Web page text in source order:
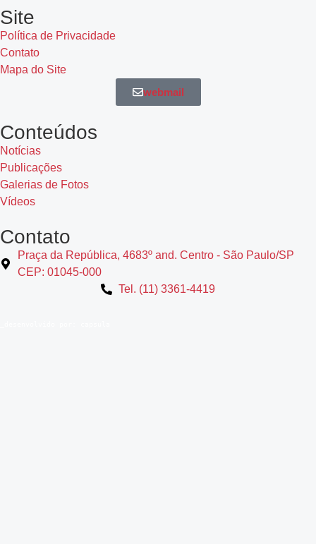
Site
Política de Privacidade
Contato
Mapa do Site
webmail
Conteúdos
Notícias
Publicações
Galerias de Fotos
Vídeos
Contato
Praça da República, 4683º and. Centro - São Paulo/SP
CEP: 01045-000
Tel. (11) 3361-4419